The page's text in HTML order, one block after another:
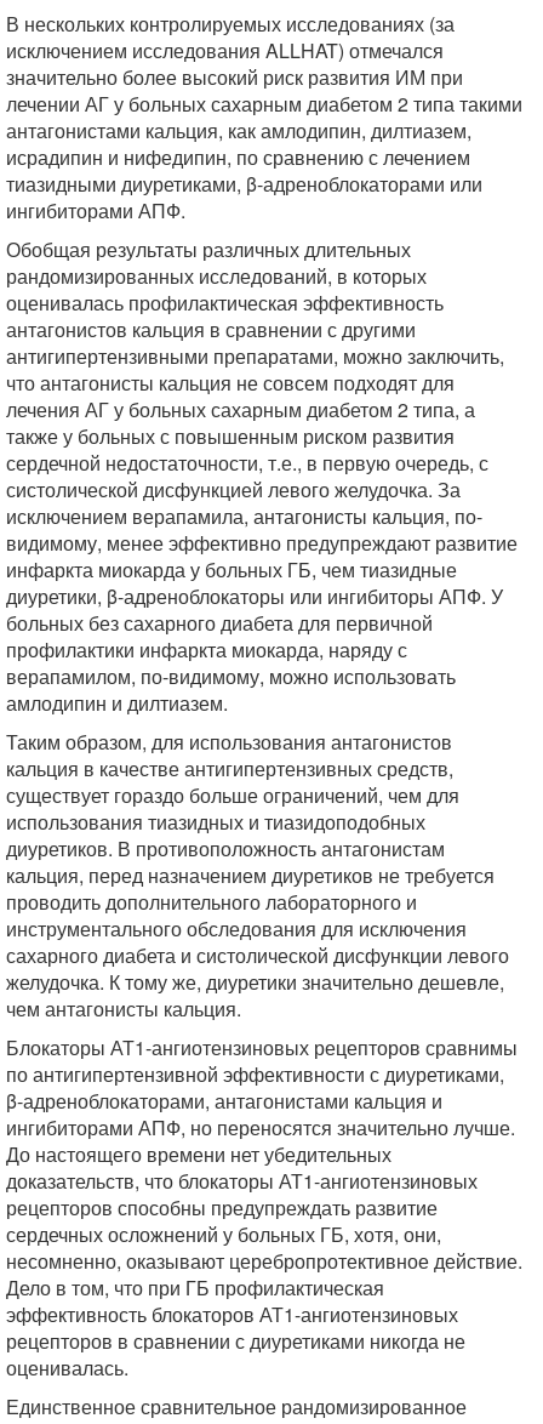
В нескольких контролируемых исследованиях (за
исключением исследования ALLHAT) отмечался
значительно более высокий риск развития ИМ при
лечении АГ у больных сахарным диабетом 2 типа такими
антагонистами кальция, как амлодипин, дилтиазем,
исрадипин и нифедипин, по сравнению с лечением
тиазидными диуретиками, β-адреноблокаторами или
ингибиторами АПФ.
Обобщая результаты различных длительных
рандомизированных исследований, в которых
оценивалась профилактическая эффективность
антагонистов кальция в сравнении с другими
антигипертензивными препаратами, можно заключить,
что антагонисты кальция не совсем подходят для
лечения АГ у больных сахарным диабетом 2 типа, а
также у больных с повышенным риском развития
сердечной недостаточности, т.е., в первую очередь, с
систолической дисфункцией левого желудочка. За
исключением верапамила, антагонисты кальция, по-
видимому, менее эффективно предупреждают развитие
инфаркта миокарда у больных ГБ, чем тиазидные
диуретики, β-адреноблокаторы или ингибиторы АПФ. У
больных без сахарного диабета для первичной
профилактики инфаркта миокарда, наряду с
верапамилом, по-видимому, можно использовать
амлодипин и дилтиазем.
Таким образом, для использования антагонистов
кальция в качестве антигипертензивных средств,
существует гораздо больше ограничений, чем для
использования тиазидных и тиазидоподобных
диуретиков. В противоположность антагонистам
кальция, перед назначением диуретиков не требуется
проводить дополнительного лабораторного и
инструментального обследования для исключения
сахарного диабета и систолической дисфункции левого
желудочка. К тому же, диуретики значительно дешевле,
чем антагонисты кальция.
Блокаторы АТ1-ангиотензиновых рецепторов сравнимы
по антигипертензивной эффективности с диуретиками,
β-адреноблокаторами, антагонистами кальция и
ингибиторами АПФ, но переносятся значительно лучше.
До настоящего времени нет убедительных
доказательств, что блокаторы АТ1-ангиотензиновых
рецепторов способны предупреждать развитие
сердечных осложнений у больных ГБ, хотя, они,
несомненно, оказывают церебропротективное действие.
Дело в том, что при ГБ профилактическая
эффективность блокаторов АТ1-ангиотензиновых
рецепторов в сравнении с диуретиками никогда не
оценивалась.
Единственное сравнительное рандомизированное